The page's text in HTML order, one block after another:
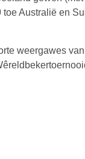
toe Australië en
weergawes